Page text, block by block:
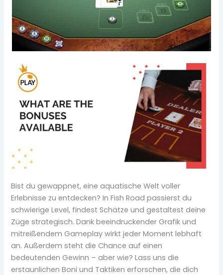
Bist du gewappnet, eine aquatische Welt voller
Erlebnisse zu entdecken? In Fish Road passierst du
schwierige Level, findest Schätze und gestaltest deine
Züge strategisch. Dank beeindruckender Grafik und
mitreißendem Gameplay wirkt jeder Moment lebhaft
an. Außerdem steht die Chance auf einen
bedeutenden Gewinn – aber wie? Lass uns die
erstaunlichen Boni und Taktiken erforschen, die dich